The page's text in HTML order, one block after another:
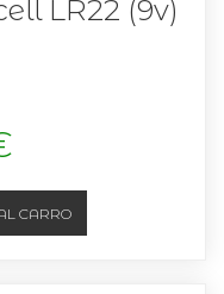
LR22 (9v)